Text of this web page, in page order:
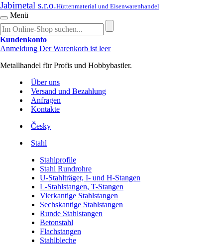
Jabimetal s.r.o.Hüttenmaterial und Eisenwarenhandel
Menü
Kundenkonto
Anmeldung Der Warenkorb ist leer
Metallhandel für Profis und Hobbybastler.
Über uns
Versand und Bezahlung
Anfragen
Kontakte
Česky
Stahl
Stahlprofile
Stahl Rundrohre
U-Stahlträger, I- und H-Stangen
L-Stahlstangen, T-Stangen
Vierkantige Stahlstangen
Sechskantige Stahlstangen
Runde Stahlstangen
Betonstahl
Flachstangen
Stahlbleche